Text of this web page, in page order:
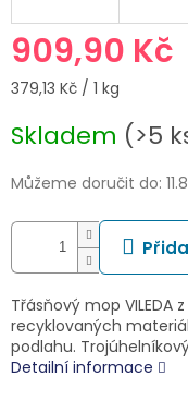
909,90 Kč
Měrná
379,13 Kč / 1 kg
Skladem (>5
Můžeme doručit do:
Třásňový mop VILEDA
recyklovaných
podlahu.
Detailní informace